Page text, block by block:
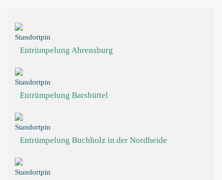
Entrümpelung Ahrensburg
Entrümpelung Barsbüttel
Entrümpelung Buchholz in der Nordheide